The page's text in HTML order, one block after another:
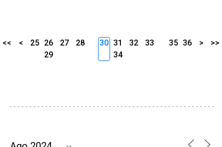
<< < 25 26 27
28
29
30 31 32
33
34
35 36 > >>